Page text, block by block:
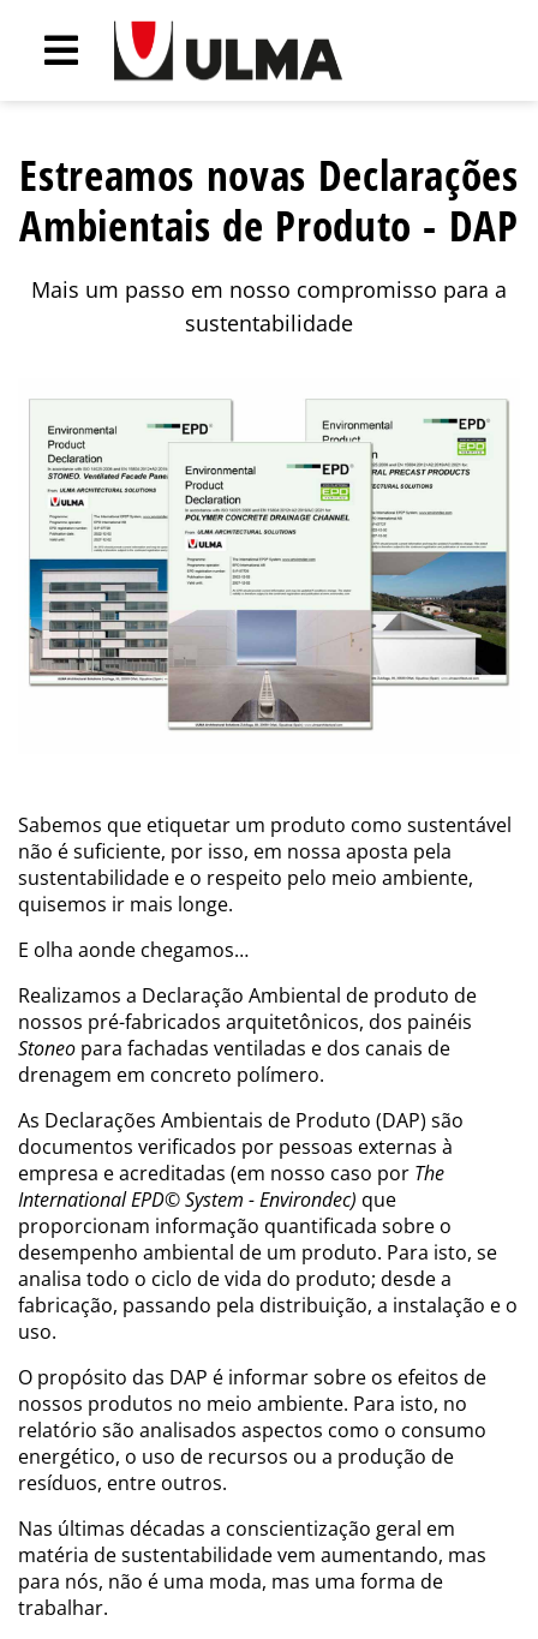
Estreamos novas Declarações
Ambientais de Produto - DAP
Mais um passo em nosso compromisso para a
sustentabilidade
Sabemos que etiquetar um produto como sustentável
não é suficiente, por isso, em nossa aposta pela
sustentabilidade e o respeito pelo meio ambiente,
quisemos ir mais longe.
E olha aonde chegamos…
Realizamos a Declaração Ambiental de produto de
nossos pré-fabricados arquitetônicos, dos painéis
Stoneo para fachadas ventiladas e dos canais de
drenagem em concreto polímero.
As Declarações Ambientais de Produto (DAP) são
documentos verificados por pessoas externas à
empresa e acreditadas (em nosso caso por The
International EPD© System - Environdec) que
proporcionam informação quantificada sobre o
desempenho ambiental de um produto. Para isto, se
analisa todo o ciclo de vida do produto; desde a
fabricação, passando pela distribuição, a instalação e o
uso.
O propósito das DAP é informar sobre os efeitos de
nossos produtos no meio ambiente. Para isto, no
relatório são analisados aspectos como o consumo
energético, o uso de recursos ou a produção de
resíduos, entre outros.
Nas últimas décadas a conscientização geral em
matéria de sustentabilidade vem aumentando, mas
para nós, não é uma moda, mas uma forma de
trabalhar.